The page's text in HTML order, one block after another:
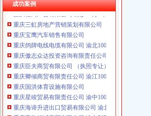
成功案例
重庆信同广告有限公司 渝沙50万 （工商注册）
重庆三虹房地产营销策划有限公司
重庆宝鹰汽车销售有限公司
重庆鸽牌电线电缆有限公司 渝北10010万 (进出口权)
重庆傲志众达投资咨询有限责任公司 渝九1000万 （
重庆臣夫商贸有限公司 （执照专让）
重庆卿倾商贸有限责任公司 渝江100万 （工商注册）
重庆国洪体育设施有限公司
重庆星竣贸易有限责任公司 渝中100万 （进出口权）
重庆海谛升进出口贸易有限公司 渝北100万 （进出口
重庆奕欣锦诚商贸有限公司 渝九50万 （工商注册）